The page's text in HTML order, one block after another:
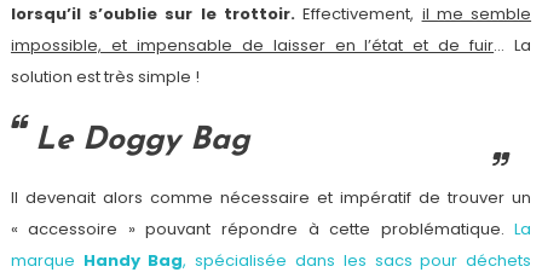
lorsqu’il s’oublie sur le trottoir. Effectivement, il me semble
impossible, et impensable de laisser en l’état et de fuir… La
solution est très simple !
Le Doggy Bag
Il devenait alors comme nécessaire et impératif de trouver un
« accessoire » pouvant répondre à cette problématique.La
marque Handy Bag, spécialisée dans les sacs pour déchets